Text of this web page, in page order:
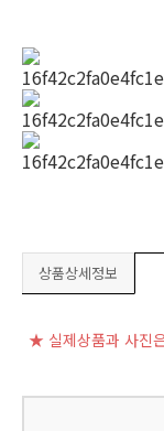
상품상세정보
★ 실제상품과 사진